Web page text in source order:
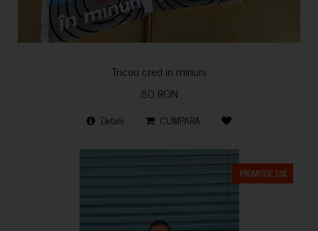
Tricou cred in minuni
80 RON
Detalii CUMPARA
PROMOTIE 13%